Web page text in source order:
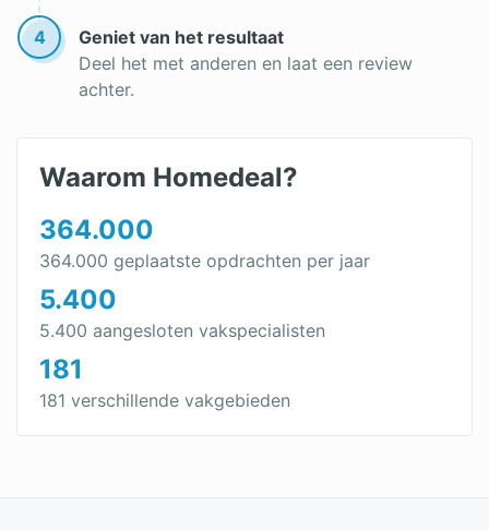
4
Geniet van het resultaat
Deel het met anderen en laat een review
achter.
Waarom Homedeal?
364.000
364.000 geplaatste opdrachten per jaar
5.400
5.400 aangesloten vakspecialisten
181
181 verschillende vakgebieden